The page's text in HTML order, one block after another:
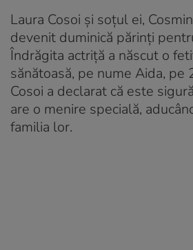
Laura Cosoi și soțul ei,
devenit duminică părinți
Îndrăgita actriță a născut o
sănătoasă, pe nume Aida, pe
Cosoi a declarat că este
are o menire specială,
familia lor.